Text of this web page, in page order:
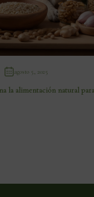
agosto 5, 2025
la alimentación natural